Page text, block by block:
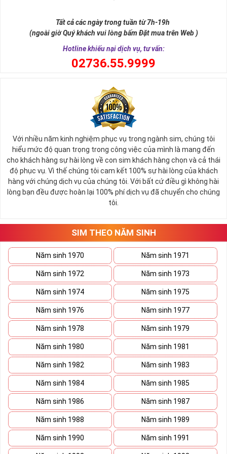
hồng mao. Bởi đây là con số đẹp nhất, quyền quý nhất trong tất cả
các số còn lại nó đại diện cho quyền lực, sức mạnh, sự kiêu hãnh
Sim Lục Quý 9 có ý nghĩa gì?
đạt, người có vị thế khẳng định tên tuổi, uy tín của mình trên
thương trường. Sở hữu sim số đẹp lục quý, sim lục quý 9 nói chung
sẽ giúp bạn xây dựng thương hiệu, tạo ấn tượng với đối tác kinh
doanh biến nó thành vũ khí sắc bén đánh bại mọi đối thủ cạnh
tranh trên bàn đàm phán.
Ý nghĩa Sim Lục Quý 9 được coi biểu trưng cho sức mạnh và quyền
lực của bậc đế vương. Việc kết hợp 6 con số 9 lại thành bộ lục quý
sẽ giúp chosim số đẹpgiàu ý nghĩa phong thủy thể hiện đẳng cấp,
địa vị và tiền tài.
Theo phong thủy đây còn là số sim kích tài, chiêu lộc đem đến
cuộc sống giàu sang phú quý cho mọi người. Bên cạnh đó số sim
còn là bùa hộ mệnh xua đuổi tà khí, vận hạn giúp cuộc sống bạn
luôn bình an và hạnh phúc.
Tại sao nên sở hữu Sim Lục Quý 9?
Tất cả các ngày trong tuần từ 7h-19h
(ngoài giờ Quý khách vui lòng bấm Đặt mua trên Web )
Hotline khiếu nại dịch vụ, tư vấn:
02736.55.9999
Với nhiều năm kinh nghiệm phục vụ trong ngành sim, chúng tôi
hiểu mức độ quan trọng trong công việc của mình là mang đến
cho khách hàng sự hài lòng về con sim khách hàng chọn và cả thái
độ phục vụ. Vì thế chúng tôi cam kết 100% sự hài lòng của khách
hàng với chúng dịch vụ của chúng tôi. Với bất cứ điều gì không hài
lòng bạn đều được hoàn lại 100% phí dịch vụ đã chuyển cho chúng
tôi.
SIM THEO NĂM SINH
Năm sinh 1970 Năm sinh 1971
Năm sinh 1972 Năm sinh 1973
Năm sinh 1974 Năm sinh 1975
Năm sinh 1976 Năm sinh 1977
Năm sinh 1978 Năm sinh 1979
Năm sinh 1980 Năm sinh 1981
Năm sinh 1982 Năm sinh 1983
Năm sinh 1984 Năm sinh 1985
Năm sinh 1986 Năm sinh 1987
Năm sinh 1988 Năm sinh 1989
Năm sinh 1990 Năm sinh 1991